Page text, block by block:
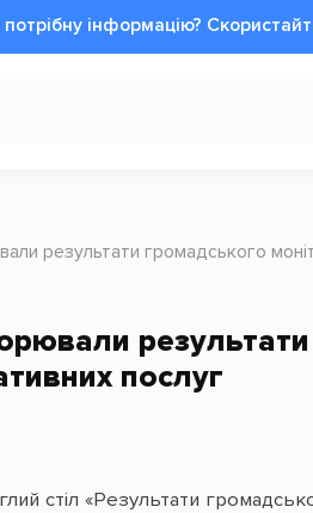
інформацію?
результати громадського
послуг
стіл «Результати